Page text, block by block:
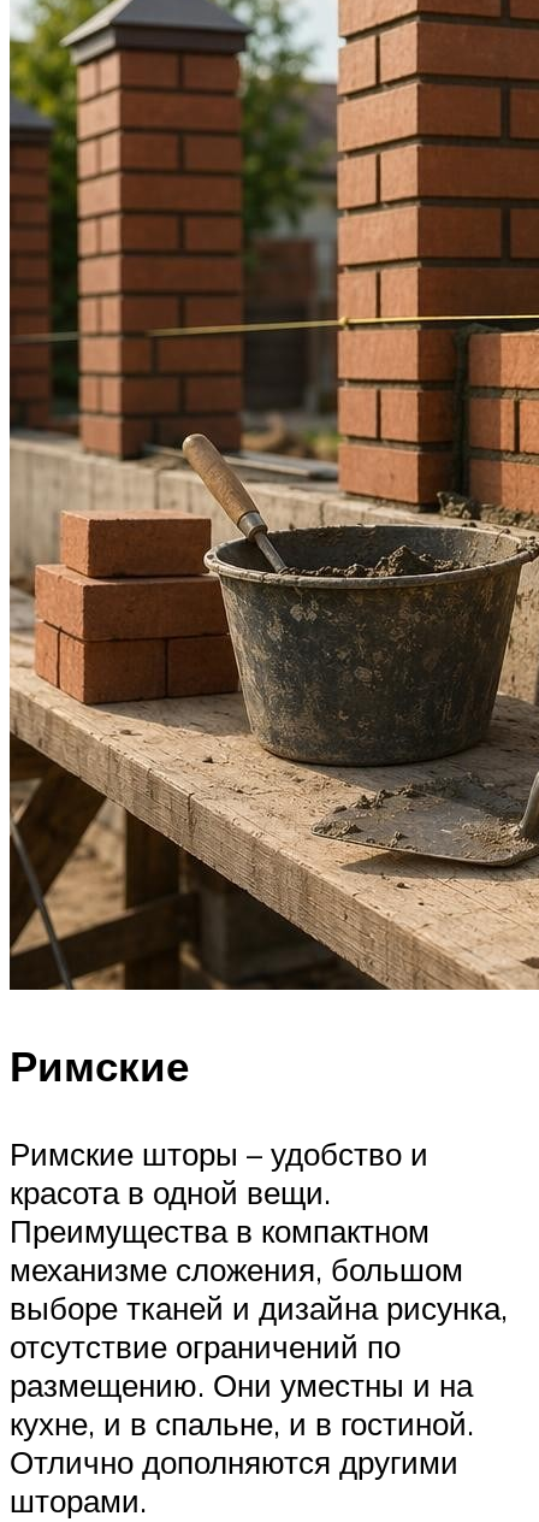
Римские
Римские шторы – удобство и
красота в одной вещи.
Преимущества в компактном
механизме сложения, большом
выборе тканей и дизайна рисунка,
отсутствие ограничений по
размещению. Они уместны и на
кухне, и в спальне, и в гостиной.
Отлично дополняются другими
шторами.